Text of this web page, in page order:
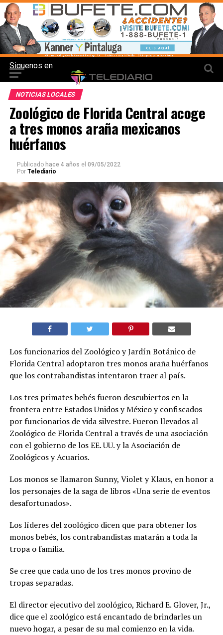
Siguenos en
NOTICIAS LOCALES
Zoológico de Florida Central acoge
a tres monos araña mexicanos
huérfanos
Publicado hace 4 años el 09/05/2022
Por Telediario
Los funcionarios del Zoológico y Jardín Botánico de
Florida Central adoptaron tres monos araña huérfanos
que los contrabandistas intentaron traer al país.
Los tres primates bebés fueron descubiertos en la
frontera entre Estados Unidos y México y confiscados
por funcionarios de vida silvestre. Fueron llevados al
Zoológico de Florida Central a través de una asociación
con el gobierno de los EE. UU. y la Asociación de
Zoológicos y Acuarios.
Los monos se llamaron Sunny, Violet y Klaus, en honor a
los personajes de la saga de libros «Una serie de eventos
desafortunados».
Los líderes del zoológico dicen que para obtener los
monos bebés, los contrabandistas matarán a toda la
tropa o familia.
Se cree que cada uno de los tres monos provino de
tropas separadas.
El director ejecutivo del zoológico, Richard E. Glover, Jr.,
dice que el zoológico está encantado de brindarles un
nuevo hogar, a pesar de su mal comienzo en la vida.